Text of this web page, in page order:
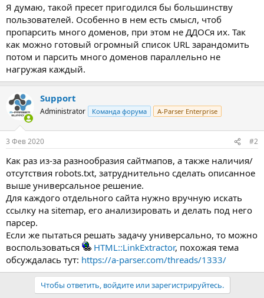
Я думаю, такой пресет пригодился бы большинству
пользователей. Особенно в нем есть смысл, чтоб
пропарсить много доменов, при этом не ДДОСя их. Так
как можно готовый огромный список URL зарандомить
потом и парсить много доменов параллельно не
нагружая каждый.
Support
Administrator Команда форума A-Parser Enterprise
3 Фев 2020 #2
Как раз из-за разнообразия сайтмапов, а также наличия/
отсутствия robots.txt, затруднительно сделать описанное
выше универсальное решение.
Для каждого отдельного сайта нужно вручную искать
ссылку на sitemap, его анализировать и делать под него
парсер.
Если же пытаться решать задачу универсально, то можно
воспользоваться
HTML::LinkExtractor, похожая тема
обсуждалась тут: https://a-parser.com/threads/1333/
Чтобы ответить, войдите или зарегистрируйтесь.